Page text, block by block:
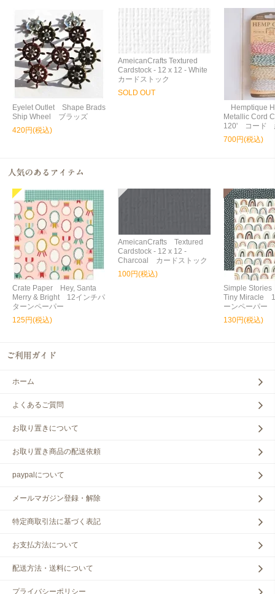
Eyelet Outlet Shape Brads
Ship Wheel ブラッズ
420円(税込)
AmeicanCrafts Textured
Cardstock - 12 x 12 - White
カードストック
SOLD OUT
Hemptique
Metallic Cord
120' コード
700円(税込)
Crate Paper Hey, Santa
Merry & Bright 12インチパ
ターンペーパー
125円(税込)
AmeicanCrafts Textured
Cardstock - 12 x 12 -
Charcoal カードストック
100円(税込)
Simple
Tiny Miracle
ーンペーパー
130円(税込)
ホーム
よくあるご質問
お取り置きについて
お取り置き商品の配送依頼
paypalについて
メールマガジン登録・解除
特定商取引法に基づく表記
お支払方法について
配送方法・送料について
プライバシーポリシー